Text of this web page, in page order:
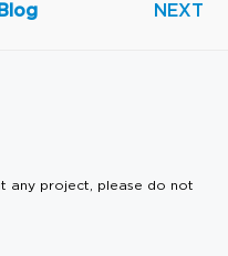
NEXT
any project, please do not